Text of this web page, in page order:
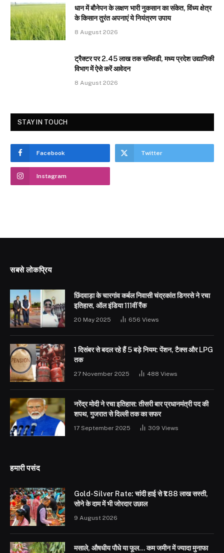
धान में बौनेपन के लक्षण भारी नुकसान का संकेत, विंध्य क्षेत्र
के किसान तुरंत अपनाएं ये नियंत्रण उपाय
8 August 2026
ट्रैक्टर पर 2.45 लाख तक सब्सिडी, मध्य प्रदेश उद्यानिकी
विभाग में ऐसे करें आवेदन
8 August 2026
STAY IN TOUCH
Facebook Twitter
Instagram
सबसे लोकप्रिय
छिंदवाड़ा के चारगांव कर्बल निवासी चंद्रकांत डिगरसे ने रचा
इतिहास, ऑल इंडिया 111वीं रैंक
20 May 2025 656 Views
1 दिसंबर से बदल रहे हैं 5 बड़े नियम: पेंशन, टैक्स और LPG
तक
27 November 2025 488 Views
नरेंद्र मोदी ने रचा इतिहास: तीसरी बार प्रधानमंत्री पद की
शपथ, गुजरात से दिल्ली तक का सफर
17 September 2025 309 Views
हमारी पसंद
Gold-Silver Rate: चांदी हाई से ₹1.88 लाख सस्ती,
सोने के दाम में भी जोरदार उछाल
9 August 2026
मसाले, औषधीय पौधे या फूल… कम जमीन में ज्यादा मुनाफा